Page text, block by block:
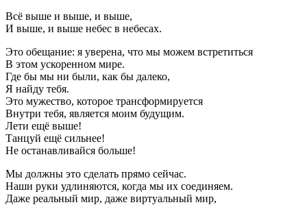
Всё выше и выше, и выше,
И выше, и выше небес в небесах.
Это обещание: я уверена, что мы можем встретиться
В этом ускоренном мире.
Где бы мы ни были, как бы далеко,
Я найду тебя.
Это мужество, которое трансформируется
Внутри тебя, является моим будущим.
Лети ещё выше!
Танцуй ещё сильнее!
Не останавливайся больше!
Мы должны это сделать прямо сейчас.
Наши руки удлиняются, когда мы их соединяем.
Даже реальный мир, даже виртуальный мир,